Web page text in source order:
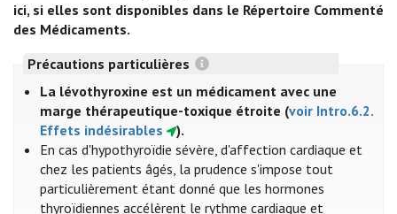
ici, si elles sont disponibles dans le Répertoire Commenté
des Médicaments.
Précautions particulières
La lévothyroxine est un médicament avec une
marge thérapeutique-toxique étroite (voir Intro.6.2.
Effets indésirables
).
En cas d'hypothyroïdie sévère, d'affection cardiaque et
chez les patients âgés, la prudence s'impose tout
particulièrement étant donné que les hormones
thyroïdiennes accélèrent le rythme cardiaque et